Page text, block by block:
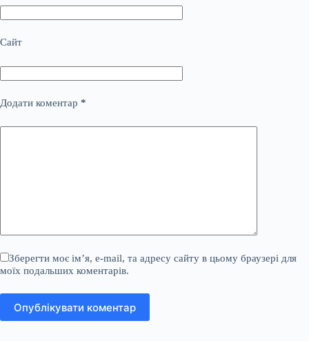
Сайт
Додати коментар *
Зберегти моє ім’я, e-mail, та адресу сайту в цьому браузері для
моїх подальших коментарів.
Опублікувати коментар